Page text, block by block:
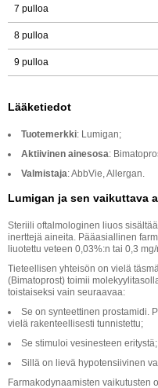
7 pulloa
8 pulloa
9 pulloa
Lääketiedot
Tuotemerkki: Lumigan;
Aktiivinen ainesosa:
Valmistaja: AbbVie, Allergan.
Lumigan ja sen vaikuttava
Steriili oftalmologinen liuos
inerttejä aineita. Pääasiallinen
liuotettu veteen 0,03%:n tai 0,3
Tieteellisen yhteisön on vielä
(Bimatoprost) toimii
toistaiseksi vain seuraavaa:
Se on synteettinen prostamidi.
vielä rakenteellisesti tunnistettu;
Se stimuloi vesinesteen eritystä;
Sillä on lievä hypotensiivinen
Farmakodynaamisten vaikutusten